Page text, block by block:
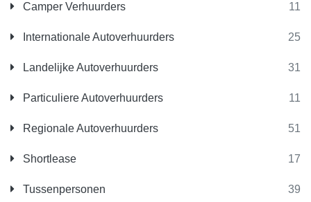
Camper Verhuurders 11
Internationale Autoverhuurders 25
Landelijke Autoverhuurders 31
Particuliere Autoverhuurders 11
Regionale Autoverhuurders 51
Shortlease 17
Tussenpersonen 39